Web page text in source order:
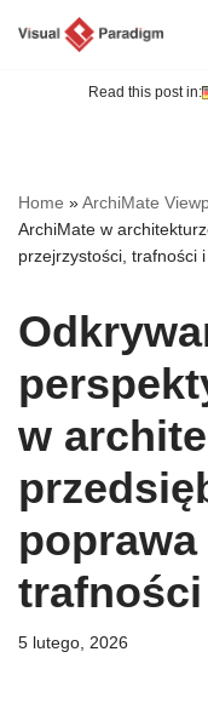
Read this post in:
Home »ArchiMate
ArchiMate w
przejrzystości, trafności
w
5 lutego, 2026